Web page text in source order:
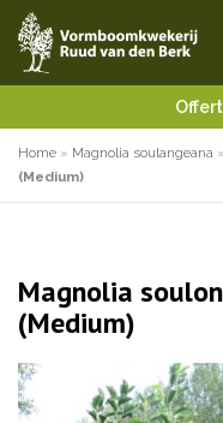
Home » Magnolia soulangeana »
(Medium)
Magnolia
(Medium)